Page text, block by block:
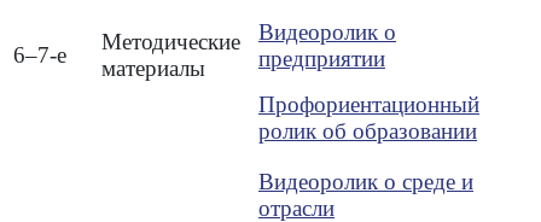
6–7-е
Методические
материалы
Видеоролик о
предприятии
Профориентационный
ролик об образовании
Видеоролик о среде и
отрасли